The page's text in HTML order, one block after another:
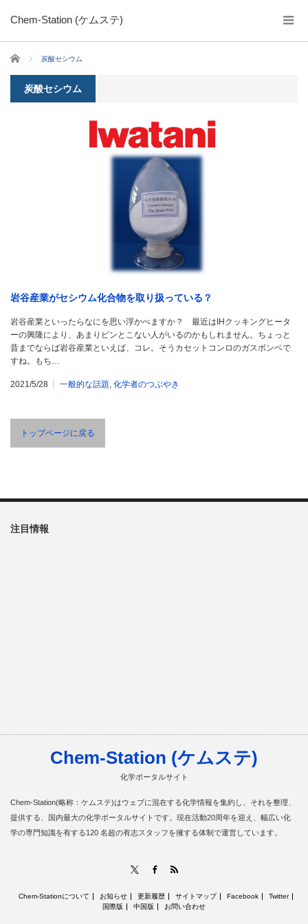
Chem-Station (ケムステ)
ホーム 炭酸セシウム
炭酸セシウム
岩谷産業がセシウム化合物を取り扱っている？
岩谷産業といったらなにを思い浮かべますか？ 最近はIHクッキングヒータ
ーの興隆により、あまりピンとこない人がいるのかもしれません。ちょっと
昔までならば岩谷産業といえば、コレ。そうカセットコンロのガスボンベで
すね。もち…
2021/5/28 一般的な話題 化学者のつぶやき
トップページに戻る
注目情報
Chem-Station (ケムステ)
化学ポータルサイト
Chem-Station(略称：ケムステ)はウェブに混在する化学情報を集約し、それを整理、
提供する、国内最大の化学ポータルサイトです。現在活動20周年を迎え、幅広い化
学の専門知識を有する120 名超の有志スタッフを擁する体制で運営しています。
Facebook
Chem-Stationについて お知らせ 更新履歴 サイトマップ Facebook
Twitter
国際版
中国版 お問い合わせ